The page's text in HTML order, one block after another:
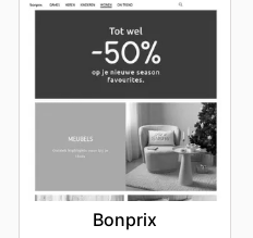
meer dan alleen een
om deel uit te maken van de
genieten van de voordelen
"Stay up to date with Mexx's
exclusive savings every day."
Bonprix